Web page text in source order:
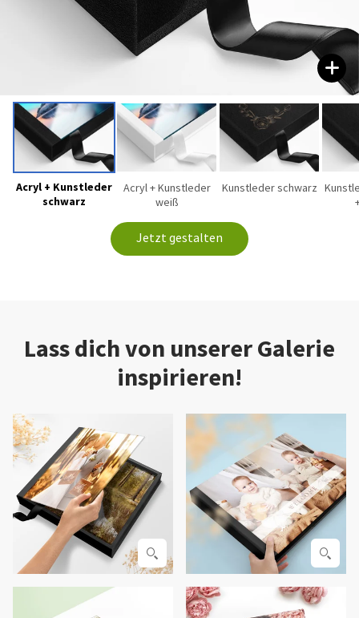
Acryl + Kunstleder
schwarz
Acryl + Kunstleder
weiß
Kunstleder schwarz
Jetzt gestalten
Lass dich von unserer Galerie
inspirieren!